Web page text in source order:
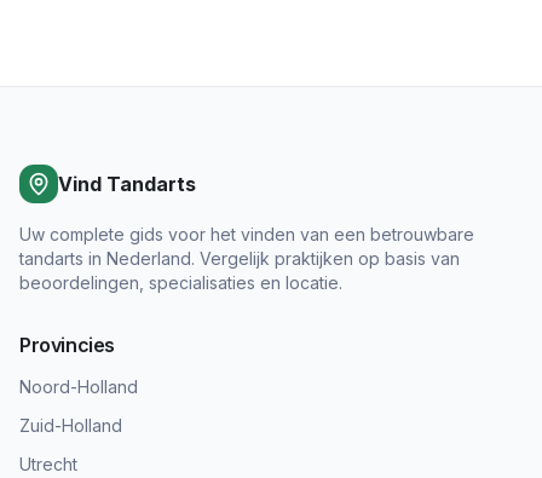
Vind Tandarts
Uw complete gids voor het vinden van een betrouwbare
tandarts in Nederland. Vergelijk praktijken op basis van
beoordelingen, specialisaties en locatie.
Provincies
Noord-Holland
Zuid-Holland
Utrecht